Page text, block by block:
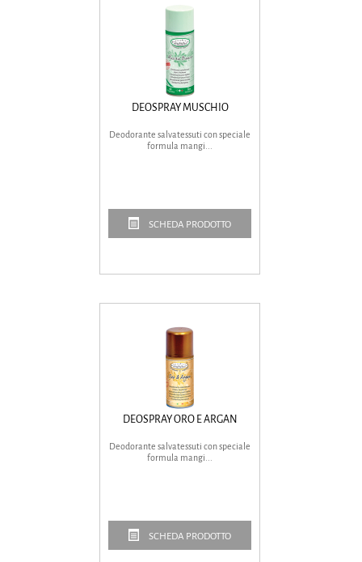
DEOSPRAY MUSCHIO
Deodorante salvatessuti con speciale
formula mangi...
SCHEDA PRODOTTO
DEOSPRAY ORO E ARGAN
Deodorante salvatessuti con speciale
formula mangi...
SCHEDA PRODOTTO